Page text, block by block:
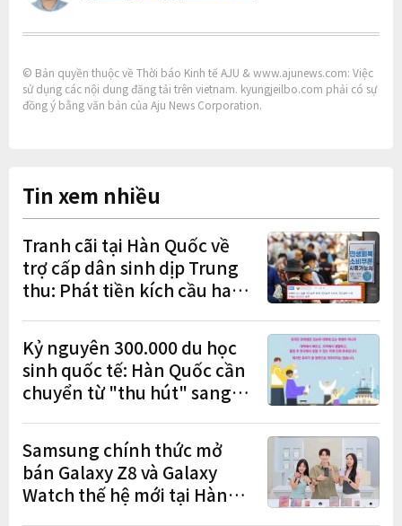
© Bản quyền thuộc về Thời báo Kinh tế AJU & www.ajunews.com: Việc
sử dụng các nội dung đăng tải trên vietnam. kyungjeilbo.com phải có sự
đồng ý bằng văn bản của Aju News Corporation.
Tin xem nhiều
Tranh cãi tại Hàn Quốc về
trợ cấp dân sinh dịp Trung
thu: Phát tiền kích cầu hay
Kỷ nguyên 300.000 du học
sinh quốc tế: Hàn Quốc cần
chuyển từ "thu hút" sang
Samsung chính thức mở
bán Galaxy Z8 và Galaxy
Watch thế hệ mới tại Hàn